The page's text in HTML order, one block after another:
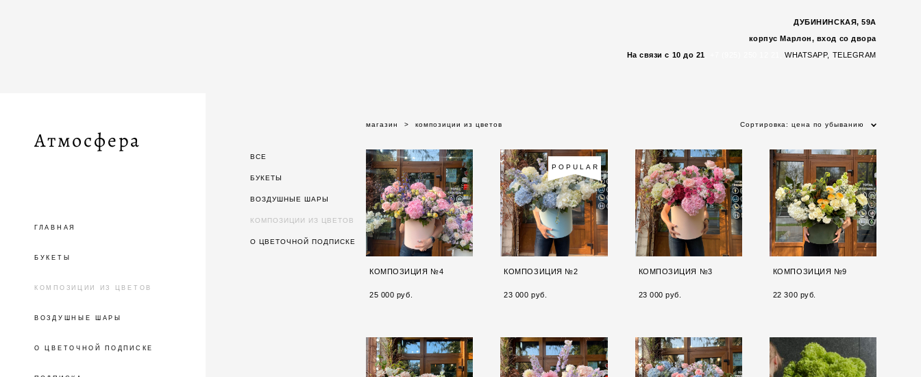
ДУБИНИНСКАЯ, 59А
корпус Марлон, вход со двора
На связи с 10 до 21
+7 (925) 250 12 21,WHATSAPP, TELEGRAM
Атмосфера
ГЛАВНАЯ
БУКЕТЫ
КОМПОЗИЦИИ ИЗ ЦВЕТОВ
ВОЗДУШНЫЕ ШАРЫ
О ЦВЕТОЧНОЙ ПОДПИСКЕ
ВСЕ
БУКЕТЫ
ВОЗДУШНЫЕ ШАРЫ
КОМПОЗИЦИИ ИЗ ЦВЕТОВ
О ЦВЕТОЧНОЙ ПОДПИСКЕ
магазин > композиции из цветов Сортировка: цена по убыванию
КОМПОЗИЦИЯ №4
25 000 pуб.
POPULAR
КОМПОЗИЦИЯ №2
23 000 pуб.
КОМПОЗИЦИЯ №3
23 000 pуб.
КОМПОЗИЦИЯ №9
22 300 pуб.